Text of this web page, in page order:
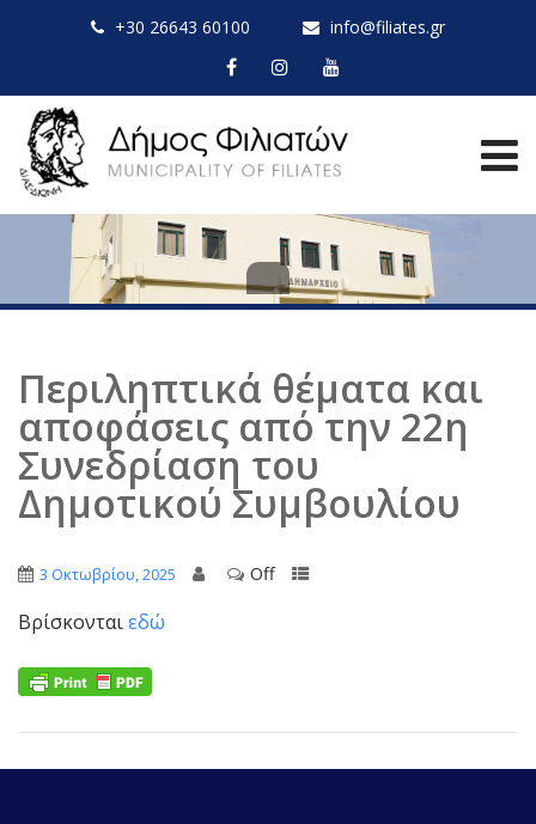
+30 26643 60100 info@filiates.gr
Περιληπτικά θέματα και
αποφάσεις από την 22η
Συνεδρίαση του
Δημοτικού Συμβουλίου
3 Οκτωβρίου, 2025 Off
Βρίσκονταιεδώ